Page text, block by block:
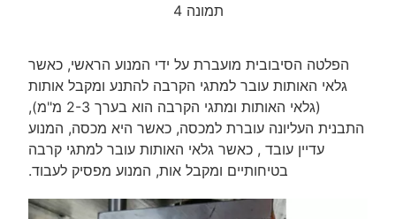
תמונה 4
הפלטה הסיבובית מועברת על ידי המנוע הראשי, כאשר
גלאי האותות עובר למתגי הקרבה להתנע ומקבל אותות
(גלאי האותות ומתגי הקרבה הוא בערך 2-3 מ"מ),
התבנית העליונה עוברת למכסה, כאשר היא מכסה, המנוע
עדיין עובד , כאשר גלאי האותות עובר למתגי קרבה
בטיחותיים ומקבל אות, המנוע מפסיק לעבוד.